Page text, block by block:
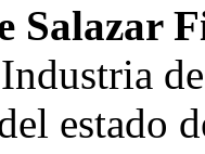
Salazar
estado